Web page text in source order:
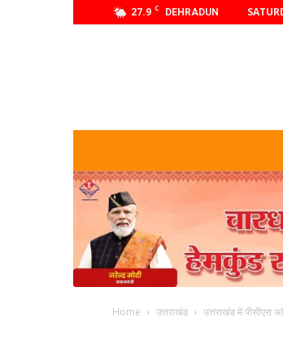
27.9 C DEHRADUN
Home उत्तराखंड उत्तराखंड में पीसीएस